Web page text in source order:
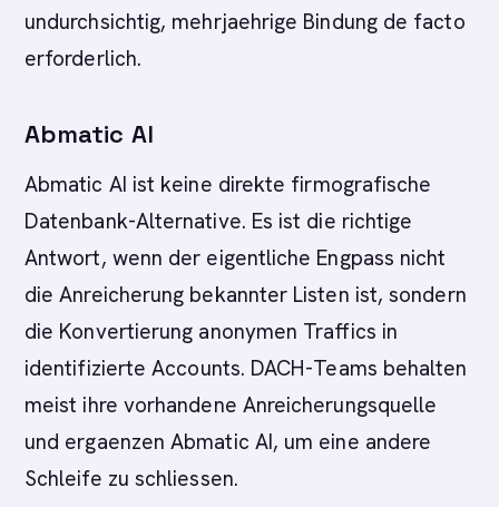
undurchsichtig, mehrjaehrige Bindung de facto
erforderlich.
Abmatic AI
Abmatic AI ist keine direkte firmografische
Datenbank-Alternative. Es ist die richtige
Antwort, wenn der eigentliche Engpass nicht
die Anreicherung bekannter Listen ist, sondern
die Konvertierung anonymen Traffics in
identifizierte Accounts. DACH-Teams behalten
meist ihre vorhandene Anreicherungsquelle
und ergaenzen Abmatic AI, um eine andere
Schleife zu schliessen.